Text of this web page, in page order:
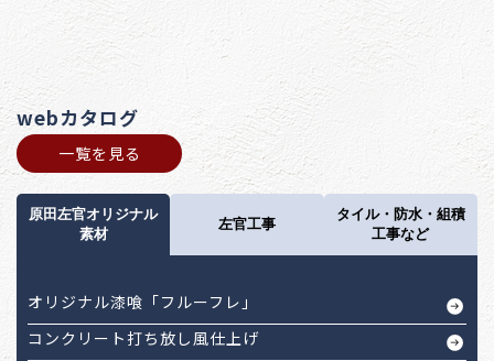
webカタログ
一覧を見る
原田左官オリジナル
素材
左官工事
タイル・防水・組積
工事など
オリジナル漆喰「フルーフレ」
コンクリート打ち放し風仕上げ